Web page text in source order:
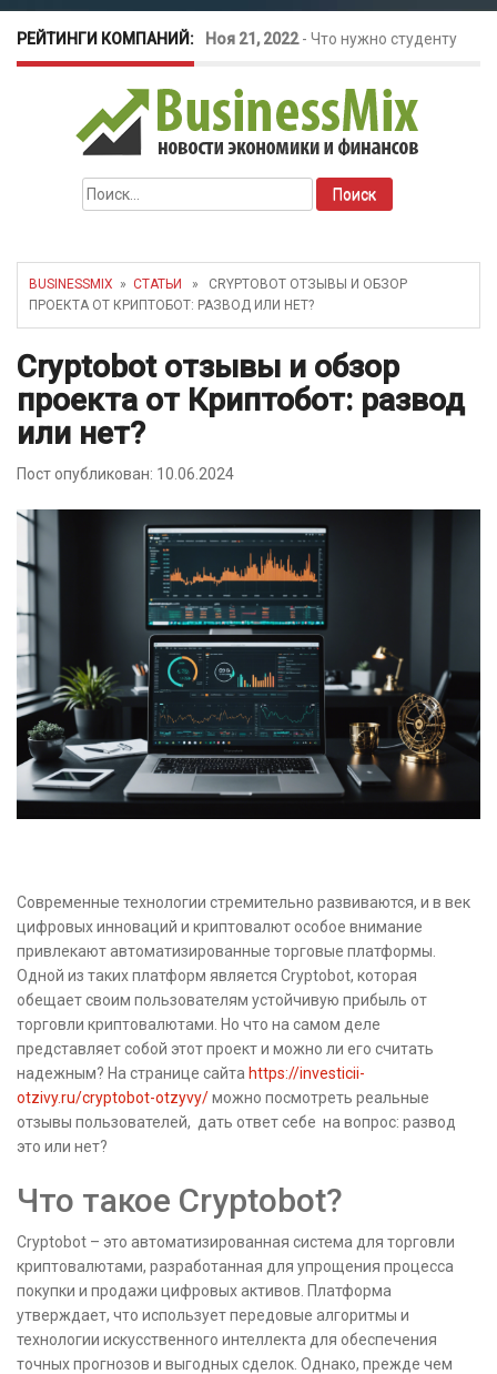
РЕЙТИНГИ КОМПАНИЙ: Ноя 21, 2022- Что нужно студенту
для открытия бизнеса?
Окт 26, 2022-Телефония для
amoCRM: лучшие инструменты для
бизнеса
Май 16, 2022
как защитить свой бизнес?
Найти:
BUSINESSMIX » СТАТЬИ
» CRYPTOBOT ОТЗЫВЫ И ОБЗОР
ПРОЕКТА ОТ КРИПТОБОТ: РАЗВОД ИЛИ НЕТ?
Cryptobot отзывы и обзор
проекта от Криптобот: развод
или нет?
Пост опубликован: 10.06.2024
Современные технологии стремительно развиваются, и в век
цифровых инноваций и криптовалют особое внимание
привлекают автоматизированные торговые платформы.
Одной из таких платформ является Cryptobot, которая
обещает своим пользователям устойчивую прибыль от
торговли криптовалютами. Но что на самом деле
представляет собой этот проект и можно ли его считать
надежным? На странице сайта https://investicii-
otzivy.ru/cryptobot-otzyvy/можно посмотреть реальные
отзывы пользователей, дать ответ себе на вопрос: развод
это или нет?
Что такое Cryptobot?
Cryptobot – это автоматизированная система для торговли
криптовалютами, разработанная для упрощения процесса
покупки и продажи цифровых активов. Платформа
утверждает, что использует передовые алгоритмы и
технологии искусственного интеллекта для обеспечения
точных прогнозов и выгодных сделок. Однако, прежде чем